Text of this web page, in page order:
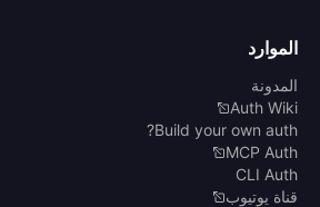
الموارد
المدونة
Auth Wiki
Build your own auth?
MCP Auth
CLI Auth
قناة يوتيوب